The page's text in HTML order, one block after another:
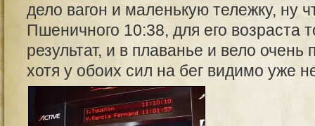
дело вагон и маленькую тележку, ну
Пшеничного 10:38, для его возраста
результат, и в плаванье и вело
хотя у обоих сил на бег видимо уже